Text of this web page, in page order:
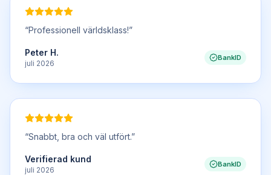
“Professionell världsklass!”
Peter H.
juli 2026
BankID
“Snabbt, bra och väl utfört.”
Verifierad kund
juli 2026
BankID